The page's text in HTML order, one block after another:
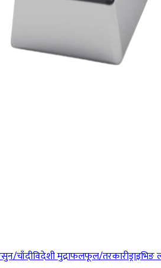
सुन/चाँदीविदेशी मुद्राफलफूल/तरकारी